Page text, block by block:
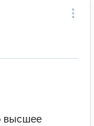
высшее